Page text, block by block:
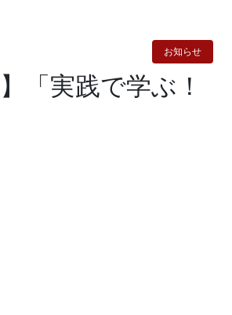
お知らせ
「実践で学ぶ！